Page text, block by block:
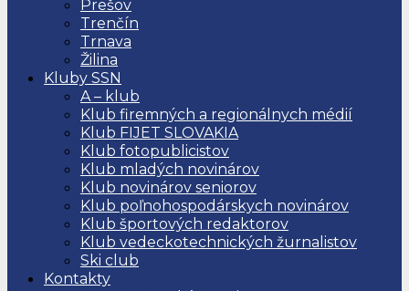
Prešov
Trenčín
Trnava
Žilina
Kluby SSN
A – klub
Klub firemných a regionálnych médií
Klub FIJET SLOVAKIA
Klub fotopublicistov
Klub mladých novinárov
Klub novinárov seniorov
Klub poľnohospodárskych novinárov
Klub športových redaktorov
Klub vedeckotechnických žurnalistov
Ski club
Kontakty